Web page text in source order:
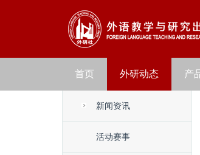
首页 外研动态 产
新闻资讯
活动赛事